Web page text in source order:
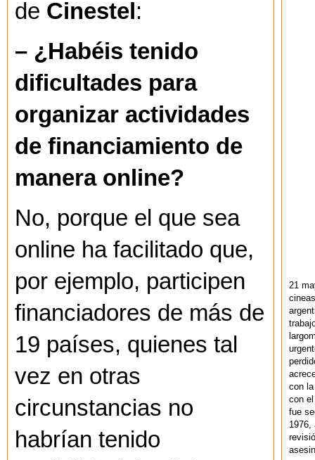
de Cinestel :
– ¿Habéis tenido
dificultades para
organizar actividades
de financiamiento de
manera online?
No, porque el que sea
online ha facilitado que,
por ejemplo, participen
financiadores de más de
19 países, quienes tal
vez en otras
circunstancias no
habrían tenido
21
con
con
fue
1976,